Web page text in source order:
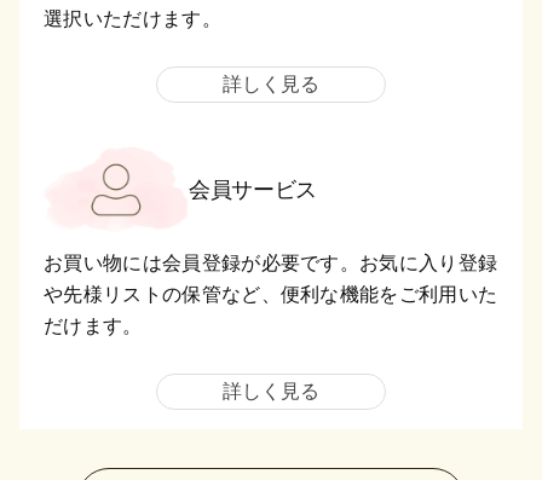
選択いただけます。
詳しく見る
会員サービス
お買い物には会員登録が必要です。お気に入り登録
や先様リストの保管など、便利な機能をご利用いた
だけます。
詳しく見る